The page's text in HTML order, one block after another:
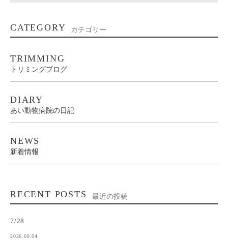
CATEGORY カテゴリー
TRIMMING
トリミングブログ
DIARY
あい動物病院の日記
NEWS
新着情報
RECENT POSTS 最近の投稿
7/28
2026.08.04